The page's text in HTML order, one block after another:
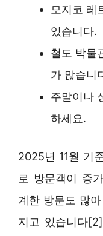
모지코 레
있습니다.
철도 박물
가 많습니
주말이나
하세요.
2025년 11월 기
로 방문객이 증
계한 방문도 많
지고 있습니다